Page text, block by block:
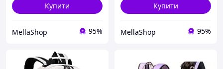
Купити
MellaShop 95%
Купити
MellaShop 95%